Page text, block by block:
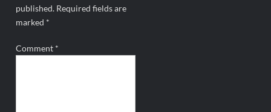
published. Required fields are
marked *
Comment *